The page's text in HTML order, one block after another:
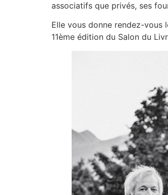
associatifs que privés, ses
Elle vous donne rendez-vous
11ème édition du Salon du